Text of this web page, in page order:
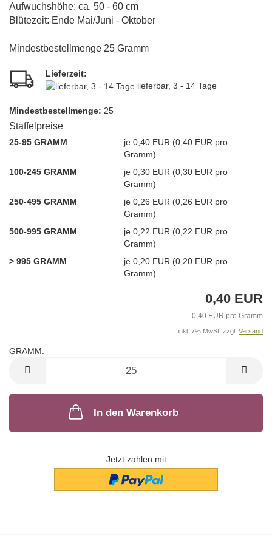
Aufwuchshöhe: ca. 50 - 60 cm
Blütezeit: Ende Mai/Juni - Oktober
Mindestbestellmenge 25 Gramm
Lieferzeit:
lieferbar, 3 - 14 Tage
Mindest­bestellmenge: 25
Staffelpreise
25-95 GRAMM
je 0,40 EUR (0,40 EUR pro
Gramm)
100-245 GRAMM
je 0,30 EUR (0,30 EUR pro
Gramm)
250-495 GRAMM
je 0,26 EUR (0,26 EUR pro
Gramm)
500-995 GRAMM
je 0,22 EUR (0,22 EUR pro
Gramm)
> 995 GRAMM
je 0,20 EUR (0,20 EUR pro
Gramm)
0,40 EUR
0,40 EUR pro Gramm
inkl. 7% MwSt. zzgl. Versand
GRAMM:
In den Warenkorb
Jetzt zahlen mit